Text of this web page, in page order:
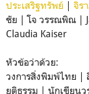
ประเสริฐทรัพย์
จิร
ชัย | โจ วรรณพิณ |
Claudia Kaiser
หัวข้อว่าด้วย:
วงการสิ่งพิมพ์ไทย |
ยุติธรรม | นักเขียน